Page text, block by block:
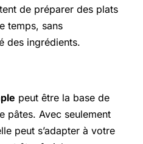
de préparer des plats
temps, sans
des ingrédients.
peut être la base de
pâtes. Avec seulement
peut s’adapter à votre